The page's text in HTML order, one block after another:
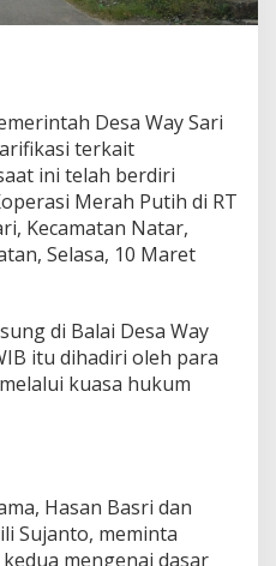
a
T
n
a
h
d
s
a
W
i
B
e
Desa Way Sari
terkait
ini telah berdiri
Merah Putih di RT
Kecamatan Natar,
Selasa, 10 Maret
di Balai Desa Way
itu dihadiri oleh para
kuasa hukum
Hasan Basri dan
Sujanto, meminta
mengenai dasar